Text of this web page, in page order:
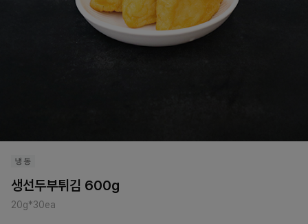
생선두부튀김 600g
20g*30ea